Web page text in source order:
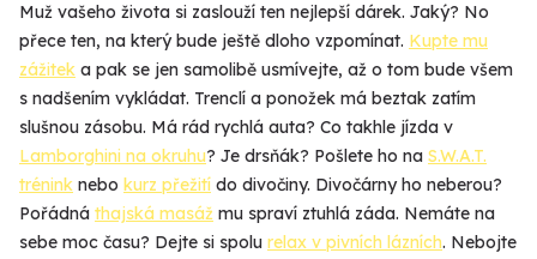
Muž vašeho života si zaslouží ten nejlepší dárek. Jaký? No
přece ten, na který bude ještě dloho vzpomínat. Kupte mu
zážitek a pak se jen samolibě usmívejte, až o tom bude všem
s nadšením vykládat. Trenclí a ponožek má beztak zatím
slušnou zásobu. Má rád rychlá auta? Co takhle jízda v
Lamborghini na okruhu? Je drsňák? Pošlete ho na S.W.A.T.
trénink nebo kurz přežití do divočiny. Divočárny ho neberou?
Pořádná thajská masáž mu spraví ztuhlá záda. Nemáte na
sebe moc času? Dejte si spolu relax v pivních lázních. Nebojte